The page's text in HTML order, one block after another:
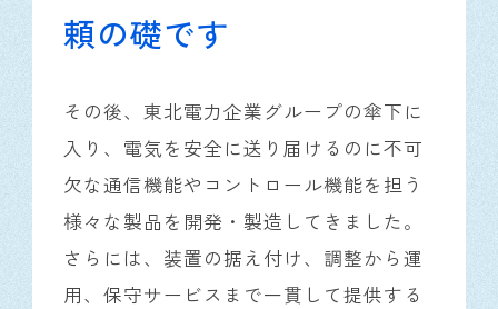
頼の礎です
その後、東北電力企業グループの傘下に
入り、電気を安全に送り届けるのに不可
欠な通信機能やコントロール機能を担う
様々な製品を開発・製造してきました。
さらには、装置の据え付け、調整から運
用、保守サービスまで一貫して提供する